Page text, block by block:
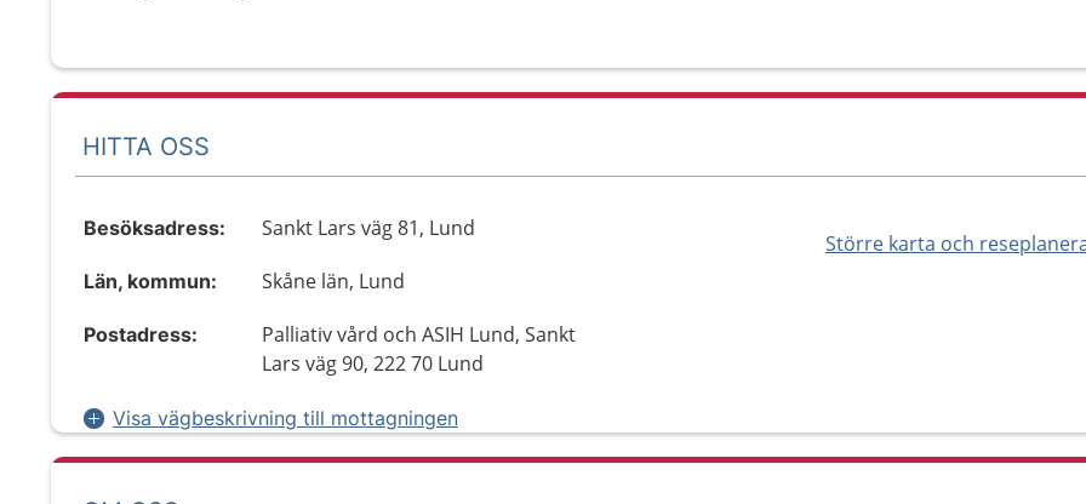
HITTA OSS
Större karta och
Besöksadress: Sankt Lars väg 81, Lund
Län, kommun: Skåne län, Lund
Postadress:
Palliativ vård och ASIH Lund, Sankt
Lars väg 90, 222 70 Lund
Visa vägbeskrivning till mottagningen